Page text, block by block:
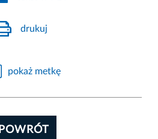
drukuj
pokaż metkę
POWRÓT